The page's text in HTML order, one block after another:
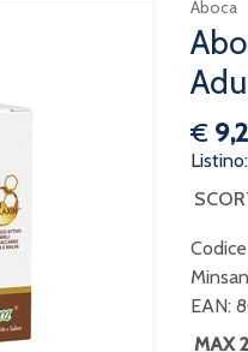
Aboca
€
EAN:
MAX